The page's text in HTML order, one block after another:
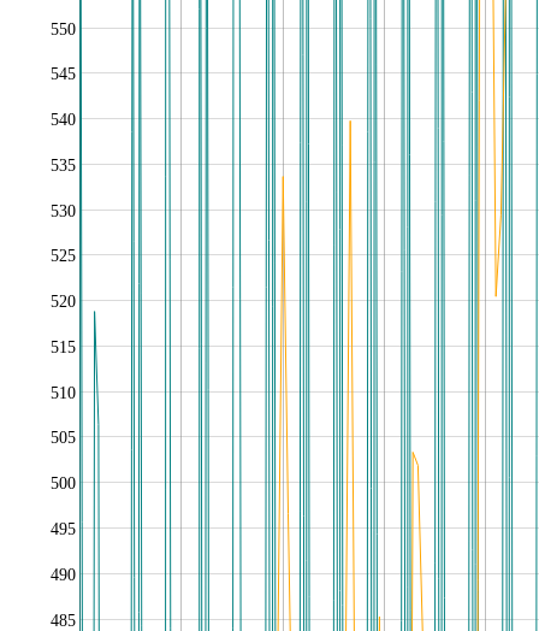
485
490
495
500
505
510
515
520
525
530
535
540
545
550